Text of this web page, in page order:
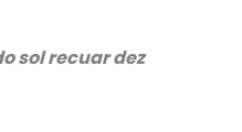
sol recuar dez